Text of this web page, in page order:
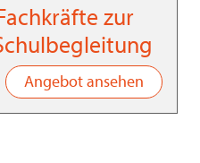
zur
Angebot ansehen